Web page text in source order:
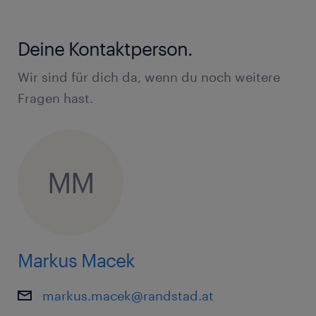
Produktionslinien
Bereitschaft zum Mehrschichtbetrieb
Zuverlässigkeit, Flexibilität, Teamfähigkeit
Deine Kontaktperson.
Wir sind für dich da, wenn du noch weitere
Fragen hast.
MM
Markus Macek
markus.macek@randstad.at